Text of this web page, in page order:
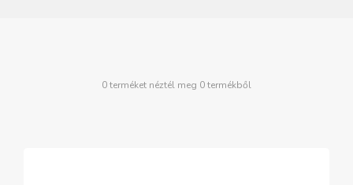
0 terméket néztél meg 0 termékből